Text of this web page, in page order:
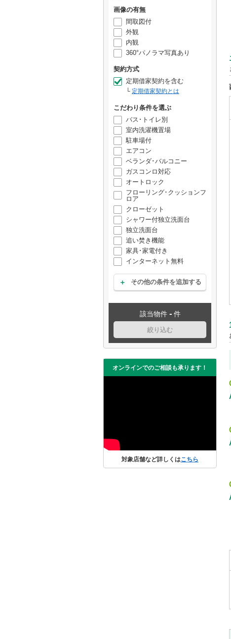
画像の有無
間取図付
外観
内観
360°パノラマ写真あり
契約方式
定期借家契約を含む
定期借家契約とは
こだわり条件を選ぶ
バス･トイレ別
室内洗濯機置場
駐車場付
エアコン
ベランダ･バルコニー
ガスコンロ対応
オートロック
フローリング･クッションフ
ロア
クローゼット
シャワー付独立洗面台
独立洗面台
追い焚き機能
家具･家電付き
インターネット無料
その他の条件を追加する
該当物件 - 件
絞り込む
オンラインでのご相談も承ります！
対象店舗など詳しくはこちら